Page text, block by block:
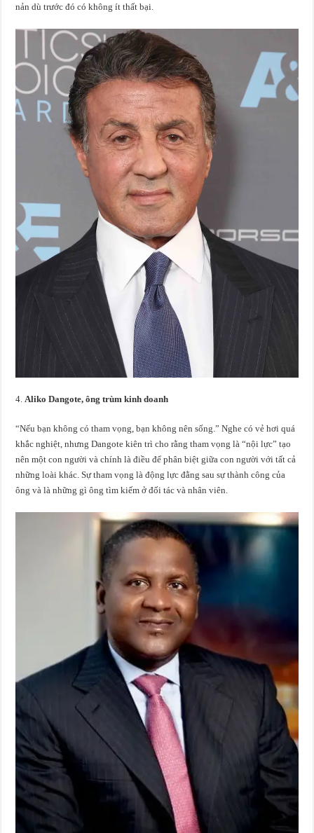
nản dù trước đó có không ít thất bại.
Aliko Dangote, ông trùm kinh doanh
“Nếu bạn không có tham vọng, bạn không nên sống.” Nghe có vẻ hơi quá
khắc nghiệt, nhưng Dangote kiên trì cho rằng tham vọng là “nội lực” tạo
nên một con người và chính là điều để phân biệt giữa con người với tất cả
những loài khác. Sự tham vọng là động lực đằng sau sự thành công của
ông và là những gì ông tìm kiếm ở đối tác và nhân viên.